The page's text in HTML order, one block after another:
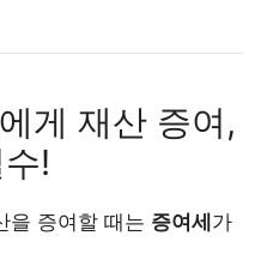
게 재산 증여,
!
을 증여할 때는 증여세 가